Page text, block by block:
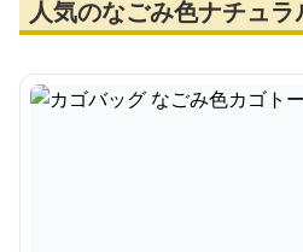
人気のなごみ色ナチュ